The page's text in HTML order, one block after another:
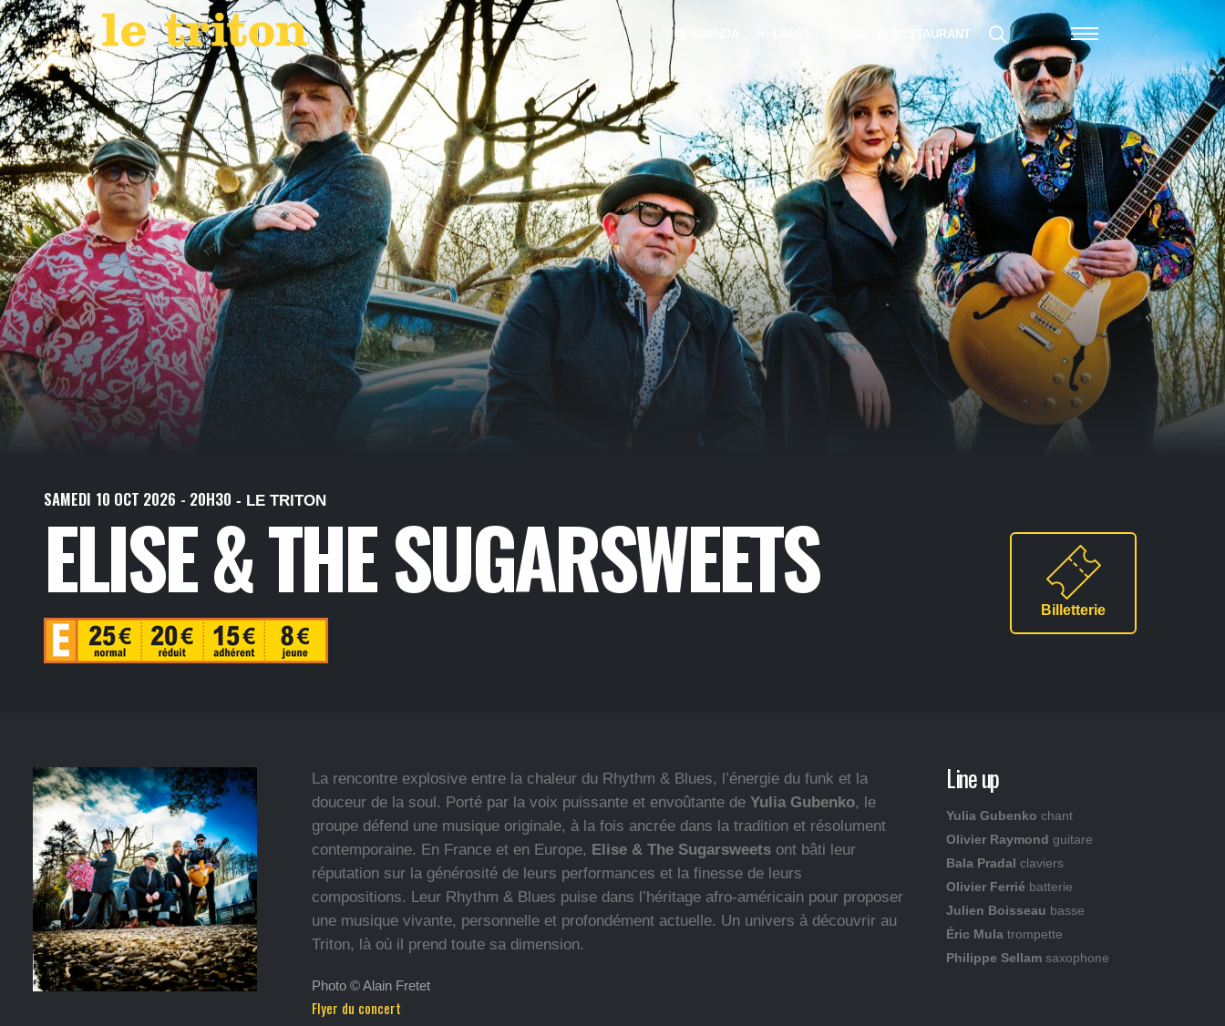
RESTAURANT
SAMEDI 10 OCT 2026 - 20H30 - LE TRITON
ELISE & THE SUGARSWEETS Billetterie
La rencontre explosive entre la chaleur du Rhythm & Blues, l’énergie du funk et la
douceur de la soul. Porté par la voix puissante et envoûtante de Yulia Gubenko, le
groupe défend une musique originale, à la fois ancrée dans la tradition et résolument
contemporaine. En France et en Europe, Elise & The Sugarsweets ont bâti leur
réputation sur la générosité de leurs performances et la finesse de leurs
compositions. Leur Rhythm & Blues puise dans l’héritage afro-américain pour proposer
une musique vivante, personnelle et profondément actuelle. Un univers à découvrir au
Triton, là où il prend toute sa dimension.
Photo © Alain Fretet
Flyer du concert
Line up
Yulia Gubenko chant
Olivier Raymond guitare
Bala Pradal claviers
Olivier Ferrié batterie
Julien Boisseau basse
Éric Mula trompette
Philippe Sellam saxophone